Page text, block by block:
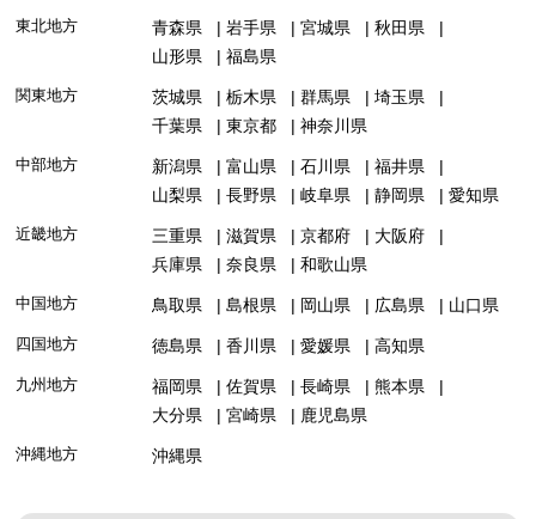
東北地方 青森県 岩手県 宮城県
秋田県
山形県
福島県
関東地方 茨城県 栃木県 群馬県
埼玉県
千葉県
東京都 神奈川県
中部地方 新潟県 富山県 石川県
福井県
山梨県
長野県 岐阜県 静岡県 愛知県
近畿地方 三重県 滋賀県 京都府
大阪府
兵庫県
奈良県 和歌山県
中国地方 鳥取県 島根県 岡山県 広島県 山口県
四国地方 徳島県 香川県 愛媛県 高知県
九州地方 福岡県 佐賀県 長崎県
熊本県
大分県
宮崎県 鹿児島県
沖縄地方 沖縄県